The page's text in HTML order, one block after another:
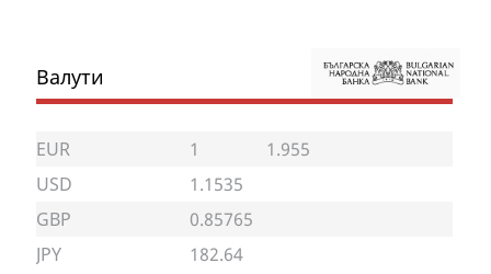
Валути
EUR 1
1.955
USD
1.1535
GBP
0.85765
JPY
182.64